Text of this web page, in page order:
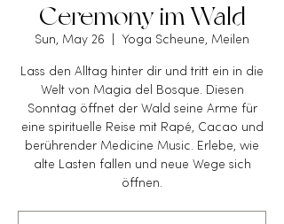
Ceremony im Wald
Sun, May 26 Yoga Scheune, Meilen
Lass den Alltag hinter dir und tritt ein in die
Welt von Magia del Bosque. Diesen
Sonntag öffnet der Wald seine Arme für
eine spirituelle Reise mit Rapé, Cacao und
berührender Medicine Music. Erlebe, wie
alte Lasten fallen und neue Wege sich
öffnen.